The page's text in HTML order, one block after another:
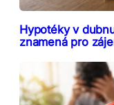
Hypotéky v
znamená pro